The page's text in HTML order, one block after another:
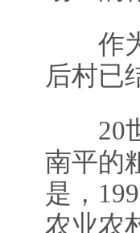
作为
后村已
20世
南平的
是，
农业农